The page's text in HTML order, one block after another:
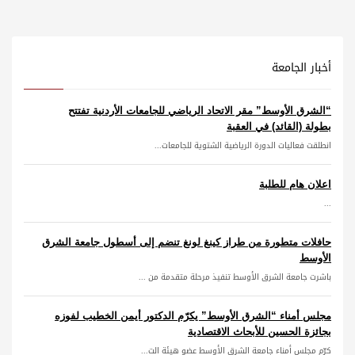
أخبار الجامعة
“الشرق الأوسط” مقر الاتحاد الرياضي للجامعات الأردنية تفتتح
بطولة (القائد) في العقبة
انطلقت فعاليات الدورة الرياضية الشتوية للجامعات...
اعلان هام للطلبة
...
حافلات متطورة من طراز كينغ لونغ تنضم إلى أسطول جامعة الشرق
الأوسط
باشرت جامعة الشرق الأوسط تنفيذ مرحلة متقدمة من ...
مجلس أمناء “الشرق الأوسط” يكرّم الدكتور أيمن الخطيب لفوزه
بجائزة الحسين للأبحاث الاقتصادية
كرّم مجلس أمناء جامعة الشرق الأوسط عضو هيئة الت...